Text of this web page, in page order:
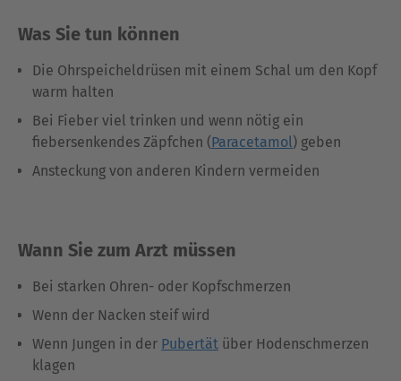
Was Sie tun können
Die Ohrspeicheldrüsen mit einem Schal um den Kopf
warm halten
Bei Fieber viel trinken und wenn nötig ein
fiebersenkendes Zäpfchen (Paracetamol) geben
Ansteckung von anderen Kindern vermeiden
Wann Sie zum Arzt müssen
Bei starken Ohren- oder Kopfschmerzen
Wenn der Nacken steif wird
Wenn Jungen in der Pubertät über Hodenschmerzen
klagen